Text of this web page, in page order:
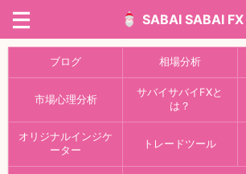
SABAI SABAI FX
ブログ 相場分析
市場心理分析
サバイサバイFXと
は？
オリジナルインジケ
ーター
トレードツール